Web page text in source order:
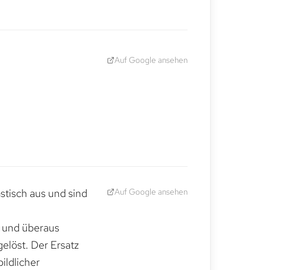
Auf Google ansehen
aus und sind
überaus
Der Ersatz
Auf Google ansehen